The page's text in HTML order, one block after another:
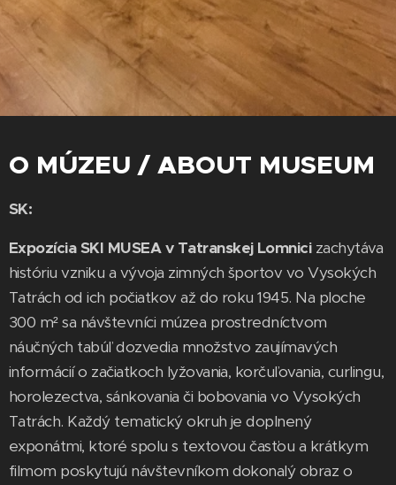
O MÚZEU / ABOUT MUSEUM
SK:
Expozícia SKI MUSEA v Tatranskej Lomnicizachytáva
históriu vzniku a vývoja zimných športov vo Vysokých
Tatrách od ich počiatkov až do roku 1945. Na ploche
300 m² sa návštevníci múzea prostredníctvom
náučných tabúľ dozvedia množstvo zaujímavých
informácií o začiatkoch lyžovania, korčuľovania, curlingu,
horolezectva, sánkovania či bobovania vo Vysokých
Tatrách. Každý tematický okruh je doplnený
exponátmi, ktoré spolu s textovou časťou a krátkym
filmom poskytujú návštevníkom dokonalý obraz o